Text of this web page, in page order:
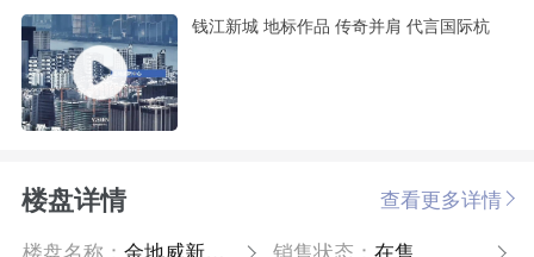
钱江新城 地标作品 传奇并肩 代言国际杭
楼盘详情 查看更多详情